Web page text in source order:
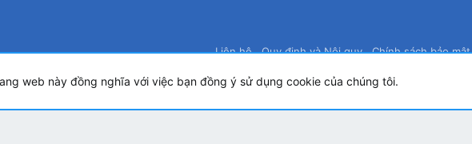
Liên hệ Quy định và Nội quy Chính sách bảo mật
by ThemeHouse copyright by Tin học Thế hệ mới
web này đồng nghĩa với việc bạn đồng ý sử dụng cookie của chúng tôi.